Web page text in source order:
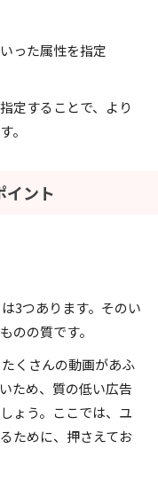
った属性を指定
定することで、より
。
イント
3つあります。そのい
のの質です。
くさんの動画があふ
ため、質の低い広告
ょう。ここでは、ユ
ために、押さえてお